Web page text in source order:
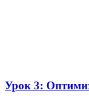
Урок 3: